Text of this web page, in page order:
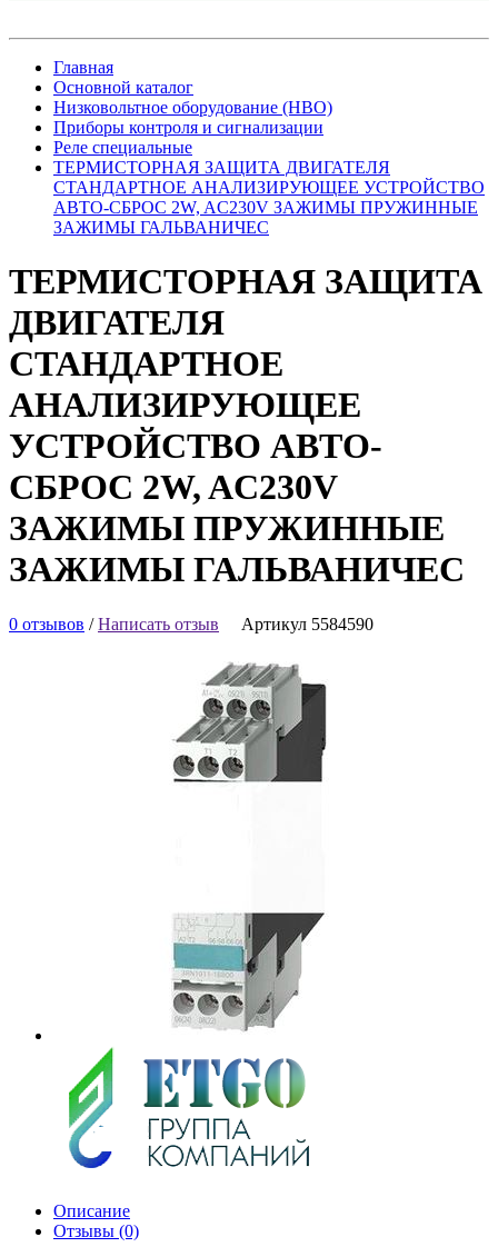
Главная
Основной каталог
Низковольтное оборудование (НВО)
Приборы контроля и сигнализации
Реле специальные
ТЕРМИСТОРНАЯ ЗАЩИТА ДВИГАТЕЛЯ
СТАНДАРТНОЕ АНАЛИЗИРУЮЩЕЕ УСТРОЙСТВО
АВТО-СБРОС 2W, AC230V ЗАЖИМЫ ПРУЖИННЫЕ
ЗАЖИМЫ ГАЛЬВАНИЧЕС
ТЕРМИСТОРНАЯ ЗАЩИТА
ДВИГАТЕЛЯ
СТАНДАРТНОЕ
АНАЛИЗИРУЮЩЕЕ
УСТРОЙСТВО АВТО-
СБРОС 2W, AC230V
ЗАЖИМЫ ПРУЖИННЫЕ
ЗАЖИМЫ ГАЛЬВАНИЧЕС
0 отзывов /Написать отзыв Артикул 5584590
Описание
Отзывы (0)